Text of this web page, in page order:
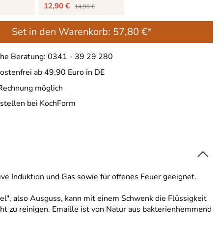
12,90 € 14,90 €
Set in den Warenkorb: 57,80 €*
Beratung: 0341 - 39 29 280
ab 49,90 Euro in DE
möglich
bei KochForm
Induktion und Gas sowie für offenes Feuer geeignet.
also Ausguss, kann mit einem Schwenk die Flüssigkeit
zu reinigen. Emaille ist von Natur aus bakterienhemmend